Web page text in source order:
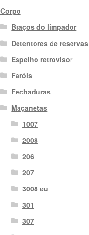
Corpo
Braços do limpador
Detentores de reservas
Espelho retrovisor
Faróis
Fechaduras
Maçanetas
1007
2008
206
207
3008 eu
301
307